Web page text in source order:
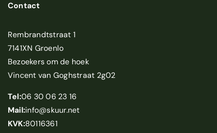
Contact
Rembrandtstraat 1
7141XN Groenlo
Bezoekers om de hoek
Vincent van Goghstraat 2g02
Tel:06 30 06 23 16
Mail:info@skuur.net
KVK:80116361